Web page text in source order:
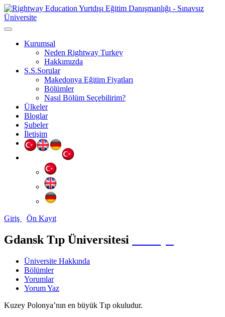
Kurumsal
Neden Rightway Turkey
Hakkımızda
S.S.Sorular
Makedonya Eğitim Fiyatları
Bölümler
Nasıl Bölüm Seçebilirim?
Ülkeler
Bloglar
Şubeler
İletişim
Giriş Ön Kayıt
Gdansk Tıp Üniversitesi
Üniversite Hakkında
Bölümler
Yorumlar
Yorum Yaz
Kuzey Polonya’nın en büyük Tıp okuludur.